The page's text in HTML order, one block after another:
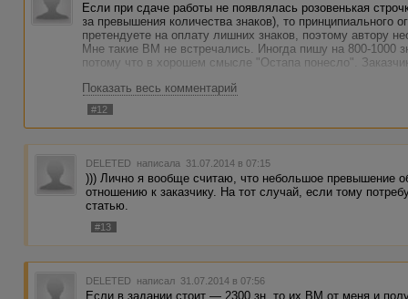
Если при сдаче работы не появлялась розовенькая
за превышения количества знаков), то принципиального
претендуете на оплату лишних знаков, поэтому автору
Мне такие ВМ не встречались. Иногда пишу на 800-1000
потому что в хорошем смысле "Остапа понесло".
Показать весь комментарий
#12
DELETED написала 31.07.2014 в 07:15
))) Лично я вообще считаю, что небольшое превышение
отношению к заказчику. На тот случай, если тому
статью.
#13
DELETED написал 31.07.2014 в 07:56
Если в задании стоит — 2300 зн, то их ВМ от меня и